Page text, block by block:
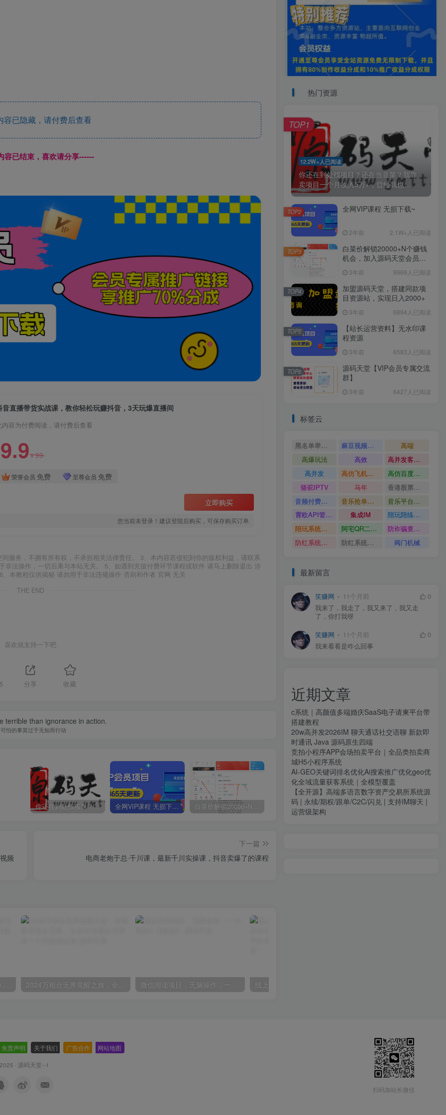
已隐藏，请付费后查看
容已结束，喜欢请分享------
音直播带货实战课，教你轻松玩赚抖音，3天玩爆直播间
内容为付费阅读，请付费后查看
9.9¥99
荣誉会员 免费 至尊会员 免费
立即购买
您当前未登录！建议登陆后购买，可保存购买订单
服务，不拥有所有权，不承担相关法律责任。 3、本内容若侵犯到你的版权利益，请联系
法操作，一切后果与本站无关。 5、如遇到充值付费环节课程或软件 请马上删除退出 涉
本教程仅供揭秘 请勿用于非法违规操作 否则和作者 官网 无关
THE END
喜欢就支持一下吧
分享 收藏
terrible than ignorance in action.
怕的事莫过于无知而行动
你还在到处找项目？还在当韭菜？我靠卖项目一个月收入5万+，曾经我也是个失败者。 全网VIP课程 无损下载~ 白菜价解锁20000+N个赚钱机会，加入源码天堂会员，全站资源免费学习。 加盟源码天堂，搭建同款项目资源站，实现日入2000+ 【站长运营资料】无水印课程资源
频
下一篇
电商老炮于总·千川课，最新千川实操课，抖音卖爆了的课程
视频号囗播视频直播玩法，单日收入5000+，批量操作不封号【揭秘】 2024万相台无界觉醒之旅，全新的万相台无界，让你对万相台无界有一个全面的认知 微信阅读项目，无脑操作，一小时20+【揭秘】
热门资源
12.2W+人已阅读
你还在到处找项目？还在当韭菜？我靠
卖项目一个月收入5万+，曾经我也...
TOP1
全网VIP课程 无损下载~
2年前 2.1W+人已阅读
TOP2
白菜价解锁20000+N个赚钱
机会，加入源码天堂会员，
3年前 9969人已阅读
TOP3
加盟源码天堂，搭建同款项
目资源站，实现日入2000+
3年前 6894人已阅读
TOP4
【站长运营资料】无水印课
程资源
3年前 6583人已阅读
TOP5
源码天堂【VIP会员专属交流
群】
3年前 6427人已阅读
TOP6
标签云
黑名单举报系统源码 麻豆视频源码
高端
高爆玩法
高效
高并发客服系统
高并发
高仿飞机源码
高仿百度网盘UI
骆驼IPTV
马年
香港股票系统源码
音频付费订阅系统
音乐抢单系统
音乐平台源码
霄欧API管理系统
集成IM
陪玩陪练平台
陪玩系统源码
阿宅QR二维码生成
防诈骗查询系统
防红系统源码
防红系统最新版 阀门机械
最新留言
笑赚网 11个月前
0
我来了，我走了，我又来了，我又走
了，你打我呀
笑赚网 11个月前
0
我来看看是咋么回事
近期文章
c系统｜高颜值多端婚庆SaaS电子请柬平台带
搭建教程
20w高并发2026IM 聊天通话社交语聊 新款即
时通讯 Java 源码原生四端
竞拍小程序APP会场拍卖平台｜全品类拍卖商
城H5小程序系统
AI-GEO关键词排名优化Ai搜索推广优化geo优
化全域流量获客系统｜全模型覆盖
【全开源】高端多语言数字资产交易所系统源
码 | 永续/期权/跟单/C2C/闪兑 | 支持IM聊天 |
运营级架构
免责声明 关于我们 广告合作 网站地图
· 源码天堂--1
扫码加站长微信